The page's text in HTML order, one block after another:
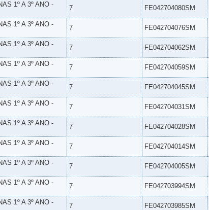
1º A 3º ANO -
7 FE042704080SM
1º A 3º ANO -
7 FE042704076SM
1º A 3º ANO -
7 FE042704062SM
1º A 3º ANO -
7 FE042704059SM
1º A 3º ANO -
7 FE042704045SM
1º A 3º ANO -
7 FE042704031SM
1º A 3º ANO -
7 FE042704028SM
1º A 3º ANO -
7 FE042704014SM
1º A 3º ANO -
7 FE042704005SM
1º A 3º ANO -
7 FE042703994SM
1º A 3º ANO -
7 FE042703985SM